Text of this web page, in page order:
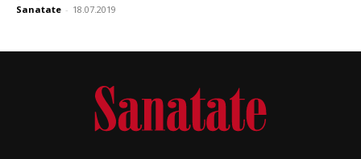
Sanatate - 18.07.2019